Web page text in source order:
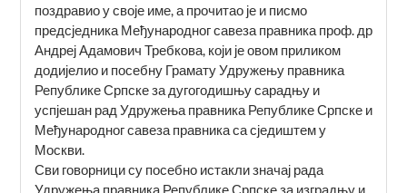
поздравио у своје име, а прочитао је и писмо
предсједника Међународног савеза правника проф. др
Андреј Адамович Требкова, који је овом приликом
додијелио и посебну Грамату Удружењу правника
Републике Српске за дугогодишњу сарадњу и
успјешан рад Удружења правника Републике Српске и
Међународног савеза правника са сједиштем у
Москви.
Сви говорници су посебно истакли значај рада
Удружења правника Републике Српске за изградњу и